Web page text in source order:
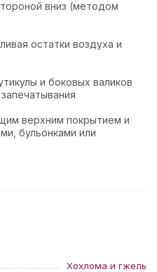
вниз (методом
остатки воздуха и
и боковых валиков
верхним покрытием и
бульонками или
Хохлома и гжель